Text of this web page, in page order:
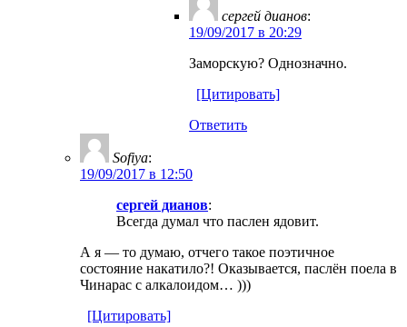
ceргей дианов:
19/09/2017 в 20:29
Заморскую? Однозначно.
[Цитировать]
Ответить
Sofiya:
19/09/2017 в 12:50
ceргей дианов:
Всегда думал что паслен ядовит.
А я — то думаю, отчего такое поэтичное
состояние накатило?! Оказывается, паслён поела в
Чинарас с алкалоидом… )))
[Цитировать]